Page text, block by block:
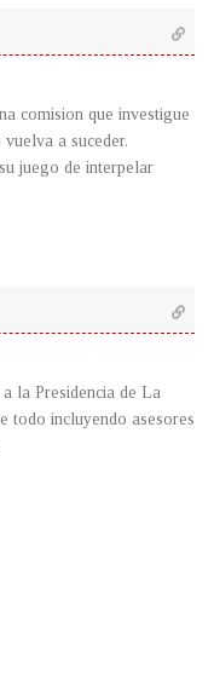
comision que investigue
a suceder.
juego de interpelar
la Presidencia de La
todo incluyendo asesores